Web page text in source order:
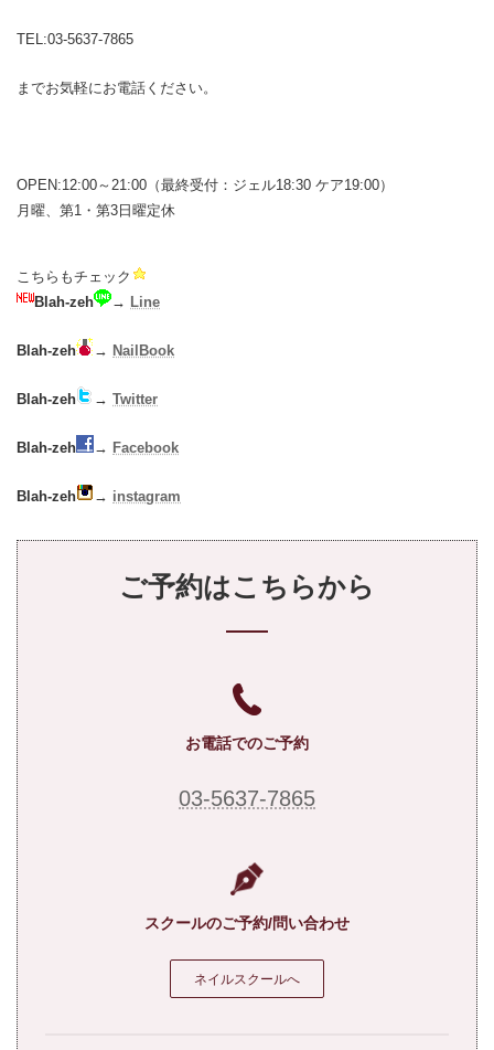
TEL:03-5637-7865
までお気軽にお電話ください。
OPEN:12:00～21:00（最終受付：ジェル18:30 ケア19:00）
月曜、第1・第3日曜定休
こちらもチェック
Blah-zeh
→ Line
Blah-zeh → NailBook
Blah-zeh → Twitter
Blah-zeh → Facebook
Blah-zeh → instagram
ご予約はこちらから
お電話でのご予約
03-5637-7865
スクールのご予約/問い合わせ
ネイルスクールへ